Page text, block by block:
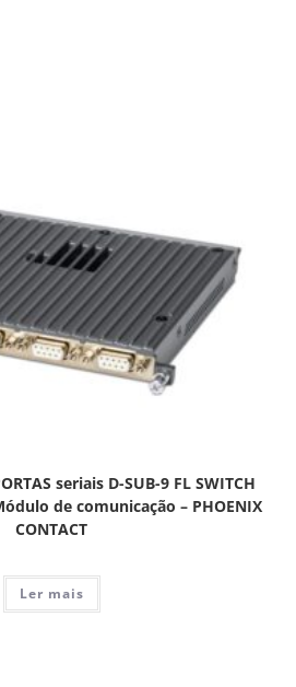
seriais D-SUB-9 FL SWITCH
de comunicação – PHOENIX
CONTACT
Ler mais